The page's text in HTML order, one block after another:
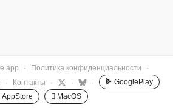
· Политика конфиденциальности
·
· Контакты · · ·
GooglePlay
AppStore
 MacOS